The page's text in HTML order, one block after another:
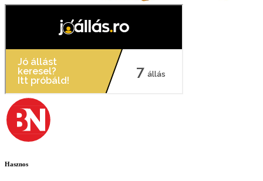
Hasznos